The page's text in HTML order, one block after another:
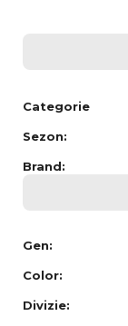
Categorie
Sezon:
Brand:
Gen:
Color:
Divizie: